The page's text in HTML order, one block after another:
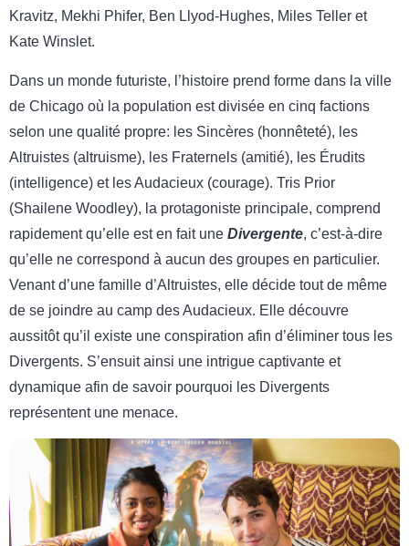
Kravitz, Mekhi Phifer, Ben Llyod-Hughes, Miles Teller et
Kate Winslet.
Dans un monde futuriste, l’histoire prend forme dans la ville
de Chicago où la population est divisée en cinq factions
selon une qualité propre: les Sincères (honnêteté), les
Altruistes (altruisme), les Fraternels (amitié), les Érudits
(intelligence) et les Audacieux (courage). Tris Prior
(Shailene Woodley), la protagoniste principale, comprend
rapidement qu’elle est en fait une Divergente, c’est-à-dire
qu’elle ne correspond à aucun des groupes en particulier.
Venant d’une famille d’Altruistes, elle décide tout de même
de se joindre au camp des Audacieux. Elle découvre
aussitôt qu’il existe une conspiration afin d’éliminer tous les
Divergents. S’ensuit ainsi une intrigue captivante et
dynamique afin de savoir pourquoi les Divergents
représentent une menace.